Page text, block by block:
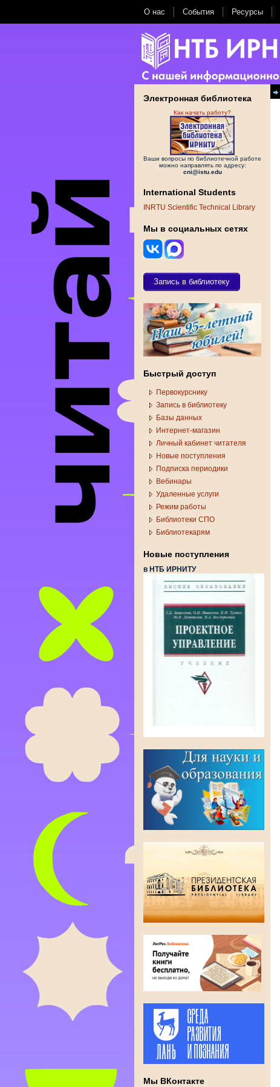
О нас События Ресурсы
Электронная библиотека
Как начать работу?
Ваши вопросы по библиотечной работе
можно направлять по адресу:
cni@istu.edu
International Students
INRTU Scientific Technical Library
Мы в социальных сетях
Запись в библиотеку
Быстрый доступ
Первокурснику
Запись в библиотеку
Базы данных
Интернет-магазин
Личный кабинет читателя
Новые поступления
Подписка периодики
Вебинары
Удаленные услуги
Режим работы
Библиотеки СПО
Библиотекарям
Новые поступления
в НТБ ИРНИТУ
Мы ВКонтакте